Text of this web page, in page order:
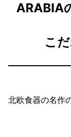
ARABIA
こ
北欧食器の名作